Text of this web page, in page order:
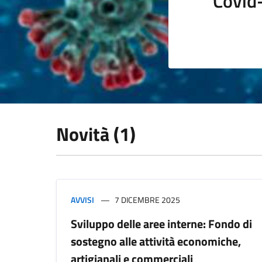
Novità (1)
AVVISI 7 DICEMBRE 2025
Sviluppo delle aree interne: Fondo di
sostegno alle attività economiche,